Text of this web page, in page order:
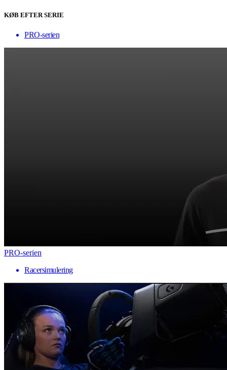
KØB EFTER SERIE
PRO-serien
PRO-serien
Racersimulering